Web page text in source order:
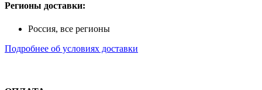
Регионы доставки:
Россия, все регионы
Подробнее об условиях доставки